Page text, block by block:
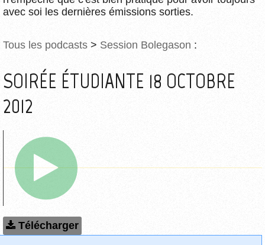
avec soi les dernières émissions sorties.
Tous les podcasts > Session Bolegason :
SOIRÉE ÉTUDIANTE 18 OCTOBRE
2012
Télécharger